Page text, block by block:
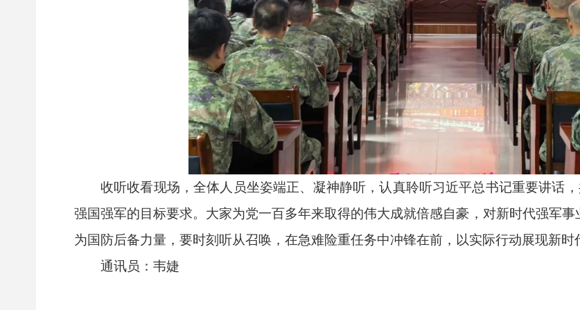
收听收看现场，全体人员坐姿端正、凝神静听，认真聆听习近平总书记重要讲话
强国强军的目标要求。大家为党一百多年来取得的伟大成就倍感自豪，对新时代强军
为国防后备力量，要时刻听从召唤，在急难险重任务中冲锋在前，以实际行动展现新时
通讯员：韦婕